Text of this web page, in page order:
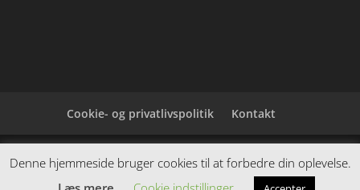
Cookie- og privatlivspolitik Kontakt
Denne hjemmeside samler et bredt udvalg af
spændende varer. Siden er et affiiliatesite, og nogle
Denne hjemmeside bruger cookies til at forbedre din oplevelse.